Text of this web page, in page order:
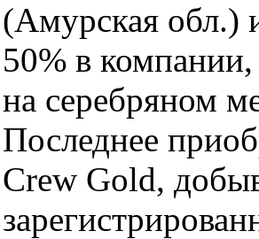
(Амурская обл.)
50% в
на серебряном
Последнее
Crew Gold,